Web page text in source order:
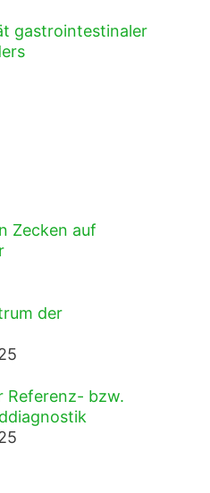
gastrointestinaler
Zecken auf
der
Referenz- bzw.